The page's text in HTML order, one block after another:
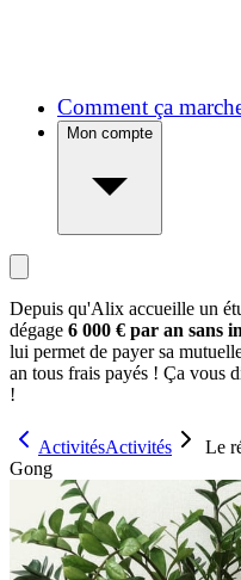
Comment ça
Mon compte
Depuis qu'Alix accueille un
dégage 6 000 € par an sans
lui permet de payer sa
an tous frais payés ! Ça vous
!
ActivitésActivités
Le
Gong